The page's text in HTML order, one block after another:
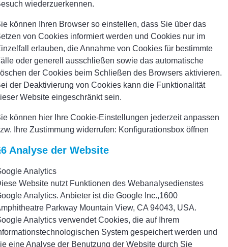
wiederzuerkennen.
können Ihren Browser so einstellen, dass Sie über das
von Cookies informiert werden und Cookies nur im
erlauben, die Annahme von Cookies für bestimmte
oder generell ausschließen sowie das automatische
der Cookies beim Schließen des Browsers aktivieren.
der Deaktivierung von Cookies kann die Funktionalität
Website eingeschränkt sein.
können hier Ihre Cookie-Einstellungen jederzeit anpassen
Ihre Zustimmung widerrufen: Konfigurationsbox öffnen
Analyse der Website
Analytics
Website nutzt Funktionen des Webanalysedienstes
Analytics. Anbieter ist die Google Inc.,1600
Parkway Mountain View, CA 94043, USA.
Analytics verwendet Cookies, die auf Ihrem
System gespeichert werden und
eine Analyse der Benutzung der Website durch Sie